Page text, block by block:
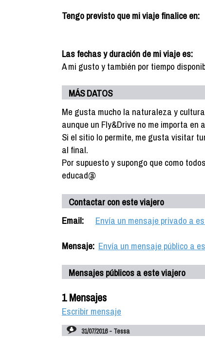
Tengo previsto que mi viaje finalice en:
Las fechas y duración de mi viaje es:
A mi gusto y también por tiempo
MÁS DATOS
Me gusta mucho la naturaleza y
aunque un Fly&Drive no me importa en
Si el sitio lo permite, me gusta visitar
al final.
Por supuesto y supongo que como
educad@
Contactar con este viajero
Email:
Envía un mensaje privado a
Mensaje: Envía un mensaje público a
Mensajes públicos a este viajero
1 Mensajes
Escribir mensaje
31/07/2016 - Tessa